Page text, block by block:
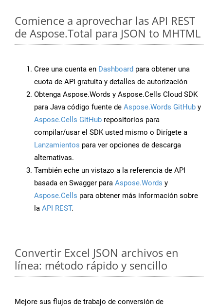
Comience a aprovechar las API REST
de Aspose.Total para JSON to MHTML
Cree una cuenta en Dashboard para obtener una
cuota de API gratuita y detalles de autorización
Obtenga Aspose.Words y Aspose.Cells Cloud SDK
para Java código fuente de Aspose.Words GitHub y
Aspose.Cells GitHub repositorios para
compilar/usar el SDK usted mismo o Dirígete a
Lanzamientos para ver opciones de descarga
alternativas.
También eche un vistazo a la referencia de API
basada en Swagger para Aspose.Words y
Aspose.Cells para obtener más información sobre
la API REST.
Convertir Excel JSON archivos en
línea: método rápido y sencillo
Mejore sus flujos de trabajo de conversión de